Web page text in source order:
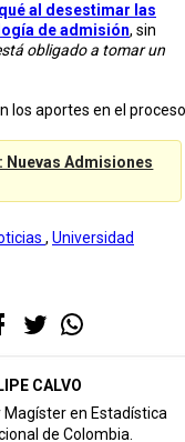
al desestimar las
de admisión, sin
obligado a tomar un
los aportes en el
Nuevas Admisiones
, Universidad
CALVO
Magíster en Estadística
de Colombia.